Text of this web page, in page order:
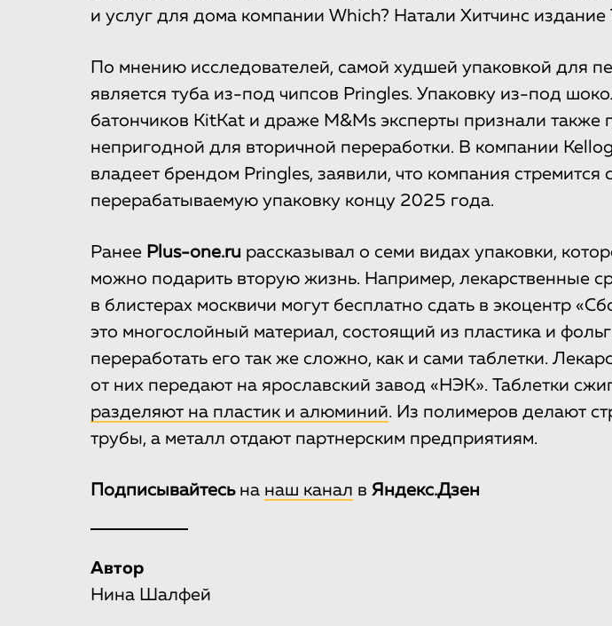
и услуг для дома компании Which? Натали Хитчинс издание
По мнению исследователей, самой худшей упаковкой для
является туба из-под чипсов Pringles. Упаковку из-под
батончиков KitKat и драже M&Ms эксперты признали также
непригодной для вторичной переработки. В компании
владеет брендом Pringles, заявили, что компания стремится
перерабатываемую упаковку концу 2025 года.
Ранее Plus-one.ru рассказывал о семи видах упаковки,
можно подарить вторую жизнь. Например, лекарственные
в блистерах москвичи могут бесплатно сдать в экоцентр
это многослойный материал, состоящий из пластика и
переработать его так же сложно, как и сами таблетки.
от них передают на ярославский завод «НЭК». Таблетки
разделяют на пластик и алюминий. Из полимеров делают
трубы, а металл отдают партнерским предприятиям.
Подписывайтесьна наш канал в Яндекс.Дзен
Автор
Нина Шалфей